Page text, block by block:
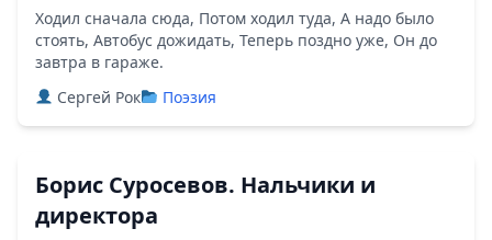
Ходил сначала сюда, Потом ходил туда, А надо было
стоять, Автобус дожидать, Теперь поздно уже, Он до
завтра в гараже.
Сергей Рок
Поэзия
Борис Суросевов. Нальчики и
директора